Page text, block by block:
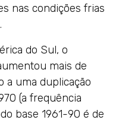
nas condições frias
do Sul, o
mais de
a uma duplicação
(a frequência
base 1961-90 é de